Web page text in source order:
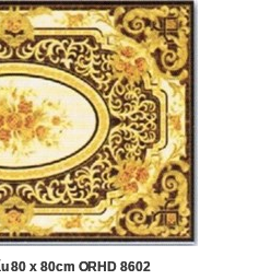
80 x 80cm ORHD 8602